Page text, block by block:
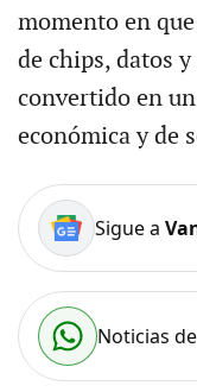
momento en
de chips, datos
convertido en
económica y de
Sigue a
Noticias de